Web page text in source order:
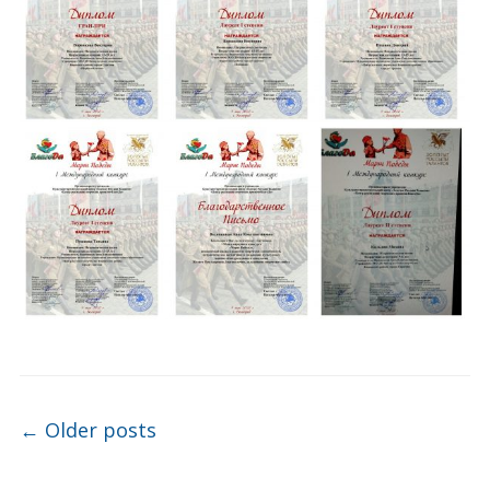
Post navigation
← Older posts